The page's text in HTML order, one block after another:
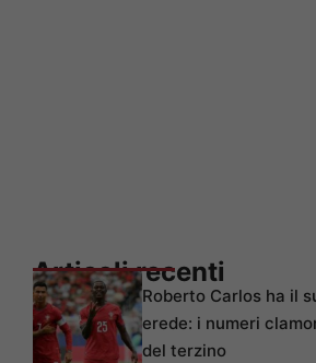
Articoli recenti
Roberto Carlos ha il
erede: i numeri
del terzino